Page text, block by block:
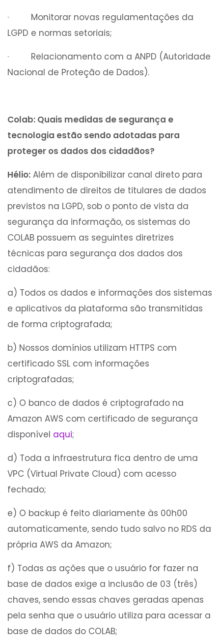
· Monitorar novas regulamentações da
LGPD e normas setoriais;
· Relacionamento com a ANPD (Autoridade
Nacional de Proteção de Dados).
Colab: Quais medidas de segurança e
tecnologia estão sendo adotadas para
proteger os dados dos cidadãos?
Hélio: Além de disponibilizar canal direto para
atendimento de direitos de titulares de dados
previstos na LGPD, sob o ponto de vista da
segurança da informação, os sistemas do
COLAB possuem as seguintes diretrizes
técnicas para segurança dos dados dos
cidadãos:
a) Todos os dados e informações dos sistemas
e aplicativos da plataforma são transmitidas
de forma criptografada;
b) Nossos domínios utilizam HTTPS com
certificado SSL com informações
criptografadas;
c) O banco de dados é criptografado na
Amazon AWS com certificado de segurança
disponível aqui;
d) Toda a infraestrutura fica dentro de uma
VPC (Virtual Private Cloud) com acesso
fechado;
e) O backup é feito diariamente às 00h00
automaticamente, sendo tudo salvo no RDS da
própria AWS da Amazon;
f) Todas as ações que o usuário for fazer na
base de dados exige a inclusão de 03 (três)
chaves, sendo essas chaves geradas apenas
pela senha que o usuário utiliza para acessar a
base de dados do COLAB;